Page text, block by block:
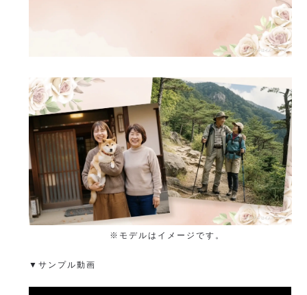
※モデルはイメージです。
▼サンプル動画